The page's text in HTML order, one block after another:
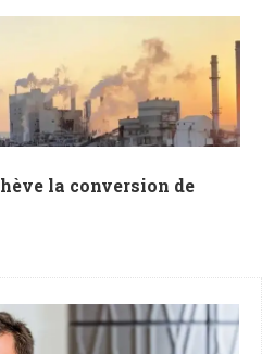
la conversion de